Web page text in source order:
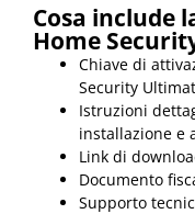
Cosa include
Home
Chiave di
Security
Istruzioni
installazione e
Link di
Documento
Supporto